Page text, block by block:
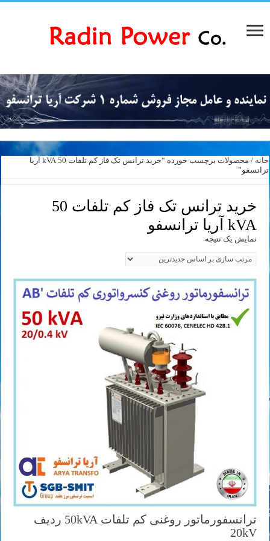
خانه
/ محصولات برچسب خورده “خرید ترانس تک فاز کم تلفات 50 kVA آریا
ترانسفو”
خرید ترانس تک فاز کم تلفات 50
kVA آریا ترانسفو
نمایش یک نتیجه
ترانسفورماتور روغنی کم تلفات 50kVA ردیف
20kV